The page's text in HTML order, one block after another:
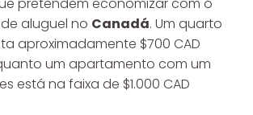
pretendem economizar com o
aluguel no Canadá. Um quarto
aproximadamente $700 CAD
um apartamento com um
está na faixa de $1.000 CAD